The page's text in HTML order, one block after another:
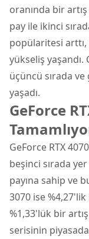
oranında bir
pay ile ikinci
popülaritesi
yükseliş yaşandı.
üçüncü sırada
yaşadı.
GeForce
GeForce RTX
beşinci sırada
payına sahip ve
3070 ise
%1,33'lük bir
serisinin